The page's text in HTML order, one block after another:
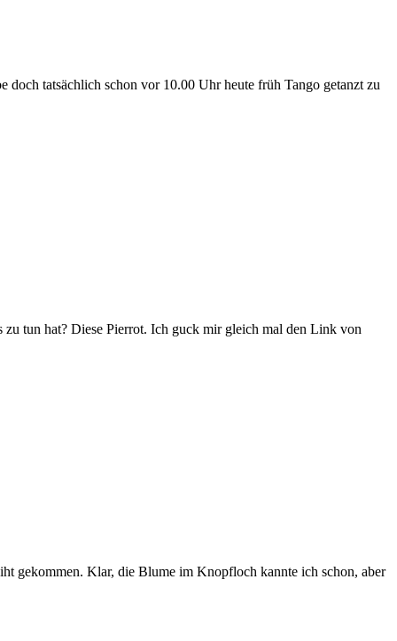
doch tatsächlich schon vor 10.00 Uhr heute früh Tango getanzt zu
tun hat? Diese Pierrot. Ich guck mir gleich mal den Link von
gekommen. Klar, die Blume im Knopfloch kannte ich schon, aber